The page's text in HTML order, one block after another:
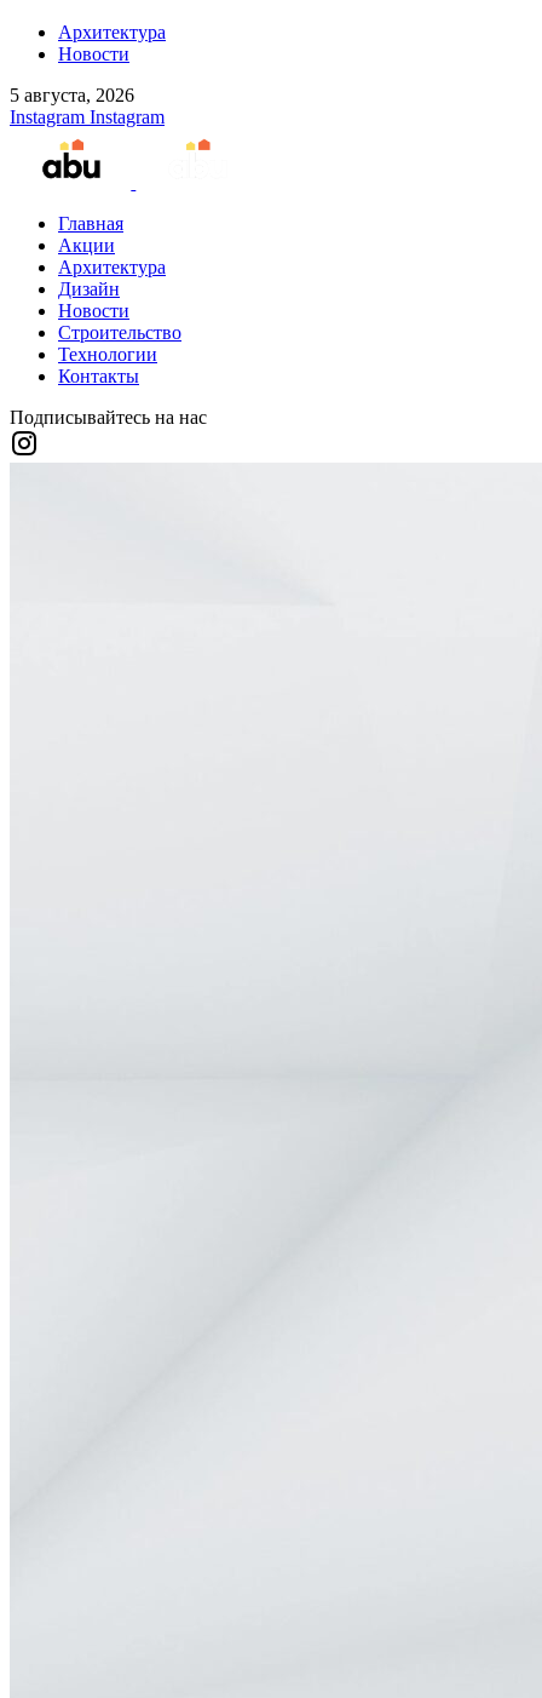
Архитектура
Новости
5 августа, 2026
Instagram Instagram
Главная
Акции
Архитектура
Дизайн
Новости
Строительство
Технологии
Контакты
Подписывайтесь на нас